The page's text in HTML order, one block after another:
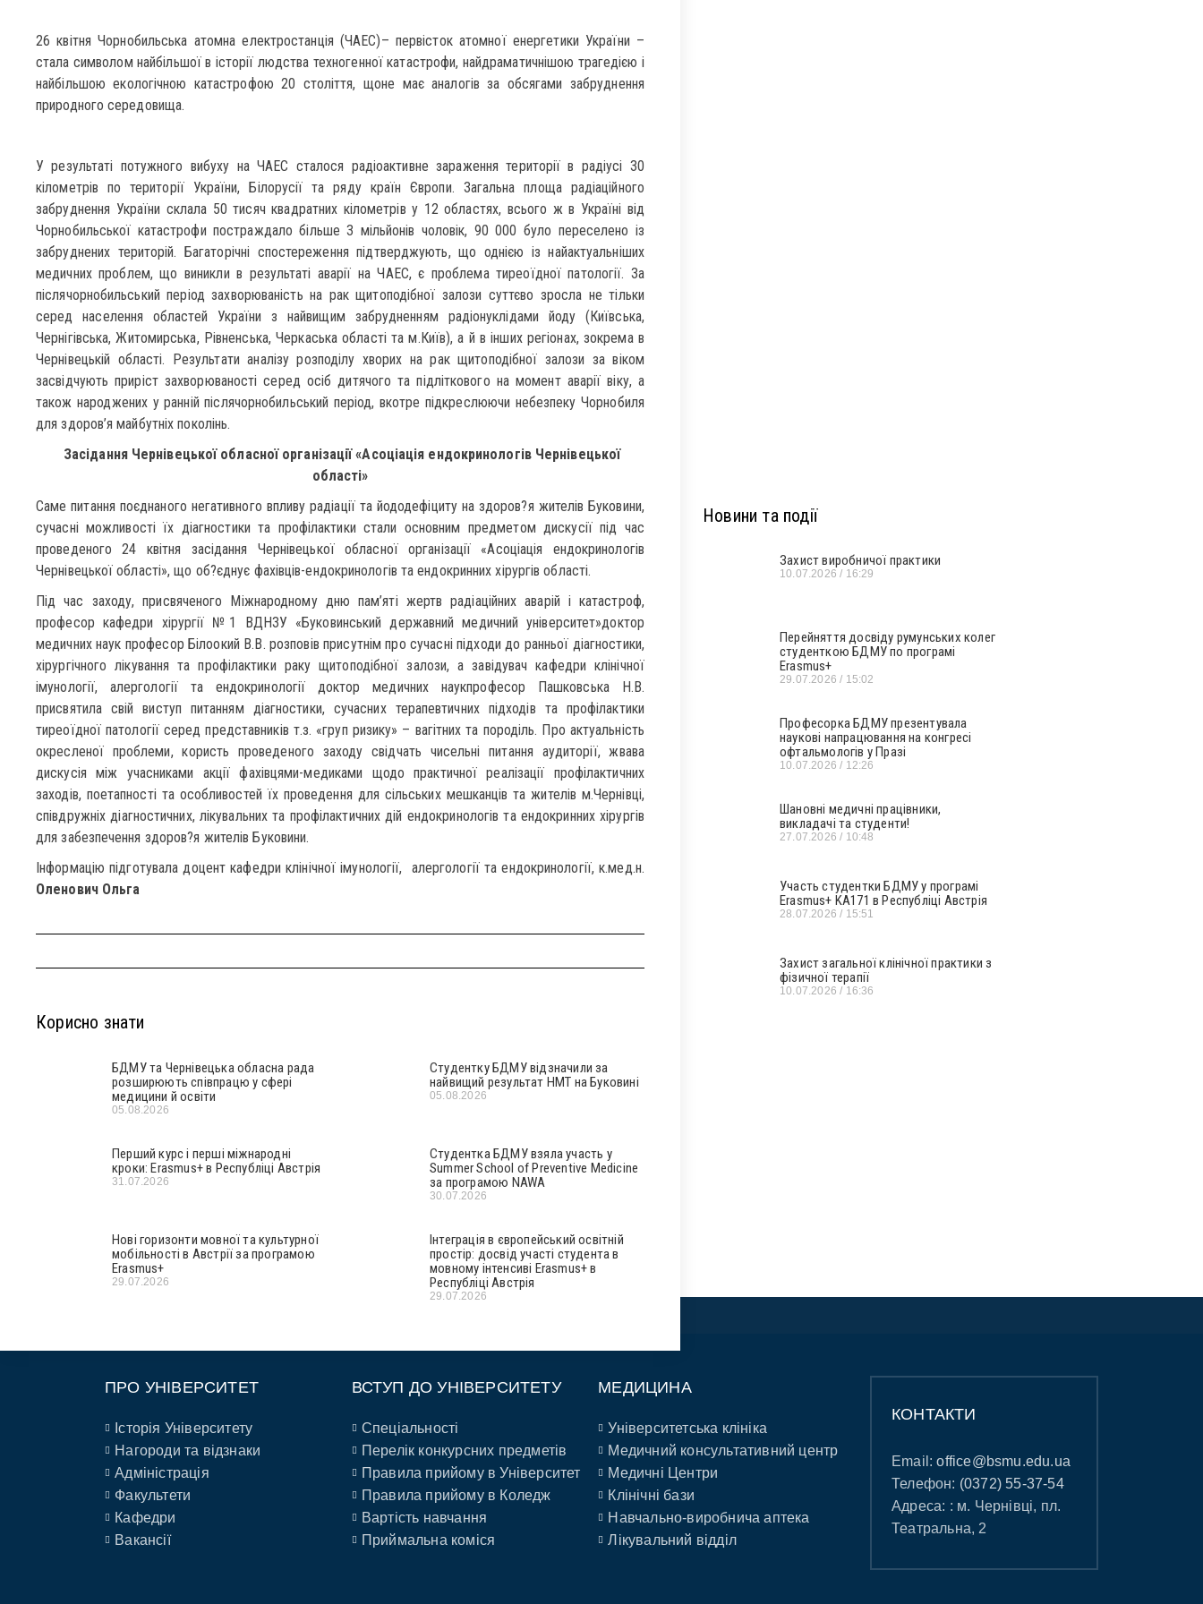
26 квітня Чорнобильська атомна електростанція (ЧАЕС)– первісток атомної енергетики України –
стала символом найбільшої в історії людства техногенної катастрофи, найдраматичнішою трагедією і
найбільшою екологічною катастрофою 20 століття, щоне має аналогів за обсягами забруднення
природного середовища.
У результаті потужного вибуху на ЧАЕС сталося радіоактивне зараження території в радіусі 30
кілометрів по території України, Білорусії та ряду країн Європи. Загальна площа радіаційного
забруднення України склала 50 тисяч квадратних кілометрів у 12 областях, всього ж в Україні від
Чорнобильської катастрофи постраждало більше 3 мільйонів чоловік, 90 000 було переселено із
забруднених територій. Багаторічні спостереження підтверджують, що однією із найактуальніших
медичних проблем, що виникли в результаті аварії на ЧАЕС, є проблема тиреоїдної патології. За
післячорнобильський період захворюваність на рак щитоподібної залози суттєво зросла не тільки
серед населення областей України з найвищим забрудненням радіонуклідами йоду (Київська,
Чернігівська, Житомирська, Рівненська, Черкаська області та м.Київ), а й в інших регіонах, зокрема в
Чернівецькій області. Результати аналізу розподілу хворих на рак щитоподібної залози за віком
засвідчують приріст захворюваності серед осіб дитячого та підліткового на момент аварії віку, а
також народжених у ранній післячорнобильський період, вкотре підкреслюючи небезпеку Чорнобиля
для здоров’я майбутніх поколінь.
Засідання Чернівецької обласної організації «Асоціація ендокринологів Чернівецької
області»
Саме питання поєднаного негативного впливу радіації та йододефіциту на здоров?я жителів Буковини,
сучасні можливості їх діагностики та профілактики стали основним предметом дискусії під час
проведеного 24 квітня засідання Чернівецької обласної організації «Асоціація ендокринологів
Чернівецької області», що об?єднує фахівців-ендокринологів та ендокринних хірургів області.
Під час заходу, присвяченого Міжнародному дню пам’яті жертв радіаційних аварій і катастроф,
професор кафедри хірургії №1 ВДНЗУ «Буковинський державний медичний університет»доктор
медичних наук професор Білоокий В.В. розповів присутнім про сучасні підходи до ранньої діагностики,
хірургічного лікування та профілактики раку щитоподібної залози, а завідувач кафедри клінічної
імунології, алергології та ендокринології доктор медичних наукпрофесор Пашковська Н.В.
присвятила свій виступ питанням діагностики, сучасних терапевтичних підходів та профілактики
тиреоїдної патології серед представників т.з. «груп ризику» – вагітних та породіль. Про актуальність
окресленої проблеми, користь проведеного заходу свідчать чисельні питання аудиторії, жвава
дискусія між учасниками акції фахівцями-медиками щодо практичної реалізації профілактичних
заходів, поетапності та особливостей їх проведення для сільських мешканців та жителів м.Чернівці,
співдружніх діагностичних, лікувальних та профілактичних дій ендокринологів та ендокринних хірургів
для забезпечення здоров?я жителів Буковини.
Інформацію підготувала доцент кафедри клінічної імунології, алергології та ендокринології, к.мед.н.
Оленович Ольга
Корисно знати
БДМУ та Чернівецька обласна рада
розширюють співпрацю у сфері
медицини й освіти
05.08.2026
Студентку БДМУ відзначили за
найвищий результат НМТ на Буковині
05.08.2026
Перший курс і перші міжнародні
кроки: Erasmus+ в Республіці Австрія
31.07.2026
Студентка БДМУ взяла участь у
Summer School of Preventive Medicine
за програмою NAWA
30.07.2026
Нові горизонти мовної та культурної
мобільності в Австрії за програмою
Erasmus+
29.07.2026
Інтеграція в європейський освітній
простір: досвід участі студента в
мовному інтенсиві Erasmus+ в
Республіці Австрія
29.07.2026
Новини та події
Захист виробничої практики
10.07.2026 16:29
Перейняття досвіду румунських колег
студенткою БДМУ по програмі
Erasmus+
29.07.2026 15:02
Професорка БДМУ презентувала
наукові напрацювання на конгресі
офтальмологів у Празі
10.07.2026 12:26
Шановні медичні працівники,
викладачі та студенти!
27.07.2026 10:48
Участь студентки БДМУ у програмі
Erasmus+ KA171 в Республіці Австрія
28.07.2026 15:51
Захист загальної клінічної практики з
фізичної терапії
10.07.2026 16:36
ПРО УНІВЕРСИТЕТ
Історія Університету
Нагороди та відзнаки
Адміністрація
Факультети
Кафедри
Вакансії
ВСТУП ДО УНІВЕРСИТЕТУ
Спеціальності
Перелік конкурсних предметів
Правила прийому в Університет
Правила прийому в Коледж
Вартість навчання
Приймальна коміся
МЕДИЦИНА
Університетська клініка
Медичний консультативний центр
Медичні Центри
Клінічні бази
Навчально-виробнича аптека
Лікувальний відділ
КОНТАКТИ
Email:office@bsmu.edu.ua
Телефон: (0372) 55-37-54
Адреса: : м. Чернівці, пл.
Театральна, 2